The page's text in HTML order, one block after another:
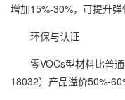
增加15%-30%，可提升弹
环保与认证
零VOCs型材料比普通
18032）产品溢价50%-